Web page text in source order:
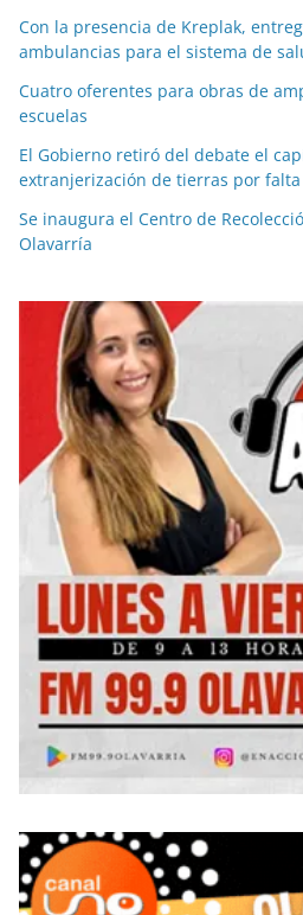
Con la presencia de Kreplak,
ambulancias para el sistema de
Cuatro oferentes para obras de
escuelas
El Gobierno retiró del debate el
extranjerización de tierras por falta
Se inaugura el Centro de
Olavarría